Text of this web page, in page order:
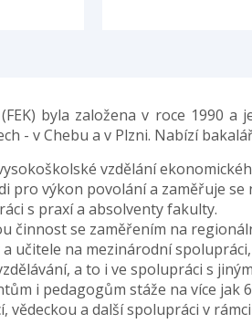
byla založena v roce 1990
- v Chebu a v Plzni. Nabízí
vzdělání
pro výkon povolání a zaměřuje
s praxí a absolventy fakulty.
činnost se zaměřením na
učitele na mezinárodní spolupráci,
a to i ve spolupráci s
i pedagogům stáže na více jak
vědeckou a další spolupráci v